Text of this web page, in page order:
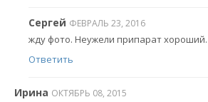
Сергей ФЕВРАЛЬ 23, 2016
жду фото. Неужели припарат
Ответить
Ирина ОКТЯБРЬ 08, 2015